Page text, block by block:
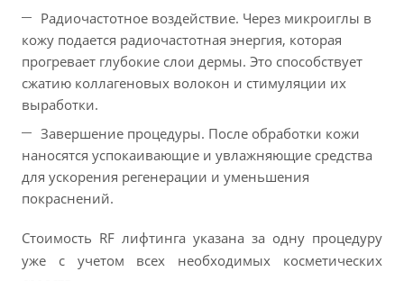
Радиочастотное воздействие. Через микроиглы в
кожу подается радиочастотная энергия, которая
прогревает глубокие слои дермы. Это способствует
сжатию коллагеновых волокон и стимуляции их
выработки.
Завершение процедуры. После обработки кожи
наносятся успокаивающие и увлажняющие средства
для ускорения регенерации и уменьшения
покраснений.
Стоимость RF лифтинга указана за одну процедуру
уже с учетом всех необходимых косметических